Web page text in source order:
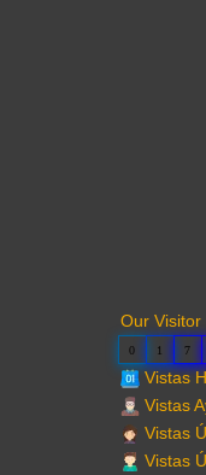
Our Visitor
0 1 7
Vistas
Vistas
Vistas
Vistas